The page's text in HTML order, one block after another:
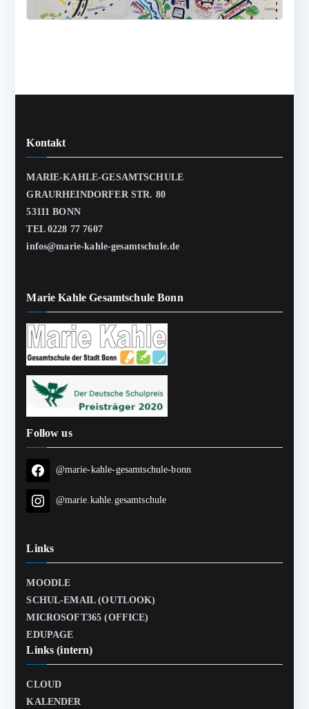
Kontakt
MARIE-KAHLE-GESAMTSCHULE
GRAURHEINDORFER STR. 80
53111 BONN
TEL 0228 77 7607
infos@marie-kahle-gesamtschule.de
Marie Kahle Gesamtschule Bonn
Follow us
@marie-kahle-gesamtschule-bonn
@marie.kahle.gesamtschule
Links
MOODLE
SCHUL-EMAIL (OUTLOOK)
MICROSOFT365 (OFFICE)
EDUPAGE
Links (intern)
CLOUD
KALENDER